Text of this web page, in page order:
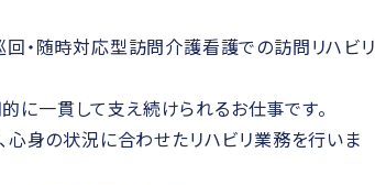
回・随時対応型訪問介護看護での訪問リハビリ
に一貫して支え続けられるお仕事です。
心身の状況に合わせたリハビリ業務を行いま